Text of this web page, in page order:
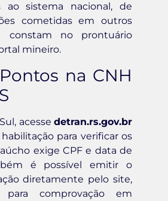
ao sistema nacional, de
cometidas em outros
constam no prontuário
mineiro.
na CNH
acesse detran.rs.gov.br
para verificar os
exige CPF e data de
é possível emitir o
diretamente pelo site,
comprovação em